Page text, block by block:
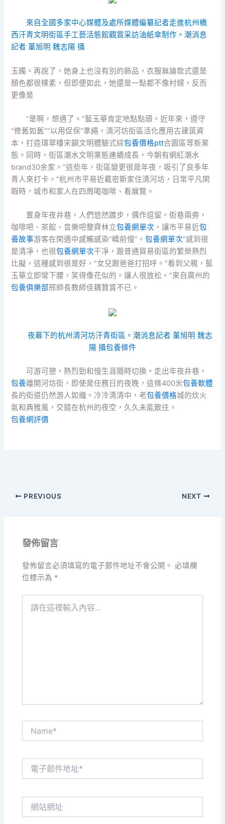
來自全國多家中心媒體及處所媒體編纂記者走進杭州橋
西汗青文明街區手工藝活態館觀賞采訪油紙傘制作。潮消息
記者 董旭明 魏志陽 攝
玉鐲。再說了，她身上也沒有別的飾品，衣服無論款式還是
顏色都很樸素，但即便如此，她還是一點都不像村婦，反而
更像是
“是啊，想通了。”藍玉華肯定地點點頭。近年來，遵守
“修舊如舊”“以用促保”準繩，清河坊街區活化應用古建筑資
本，打造環翠樓宋韻文明體驗式綜包養價格ptt合園區等新業
態。同時，街區潮水文明業態連續成長，今朝有網紅潮水
brand30余家。“這些年，街區變更很是年夜，吸引了良多年
青人來打卡。”杭州市平易近戴密斯家住清河坊，日常平凡閑
暇時，城市和家人在四周喝咖啡、看展覽。
置身年夜井巷，人們悠然踱步，偶作逗留。街巷兩旁，
咖啡吧、茶館、音樂吧整齊林立包養網單次 ，讓市平易近包
養故事游客在閑適中感觸感染“疇前慢”。包養網單次“感到很
是清凈，也很包養網單次干凈，跟普通貿易街區的繁榮熱烈
比擬，這種感到很是好，“女兒跟爸爸打招呼。”看到父親，藍
玉華立即彎下腰，笑得像花似的。讓人很放松。”來自廣州的
包養俱樂部邢師長教師佳耦贊賞不已。
夜幕下的杭州清河坊汗青街區。潮消息記者 董旭明 魏志
陽 攝包養條件
可游可憩，熱烈勁和慢生涯隨時切換。走出年夜井巷，
包養離開河坊街，即使是任務日的夜晚，這條400米包養軟體
長的街道仍然游人如織。冷冷清清中，老包養價格城的炊火
氣和典雅風，交錯在杭州的夜空，久久未能散往。
包養網評價
PREVIOUS NEXT
發佈留言
發佈留言必須填寫的電子郵件地址不會公開。 必填欄
位標示為 *